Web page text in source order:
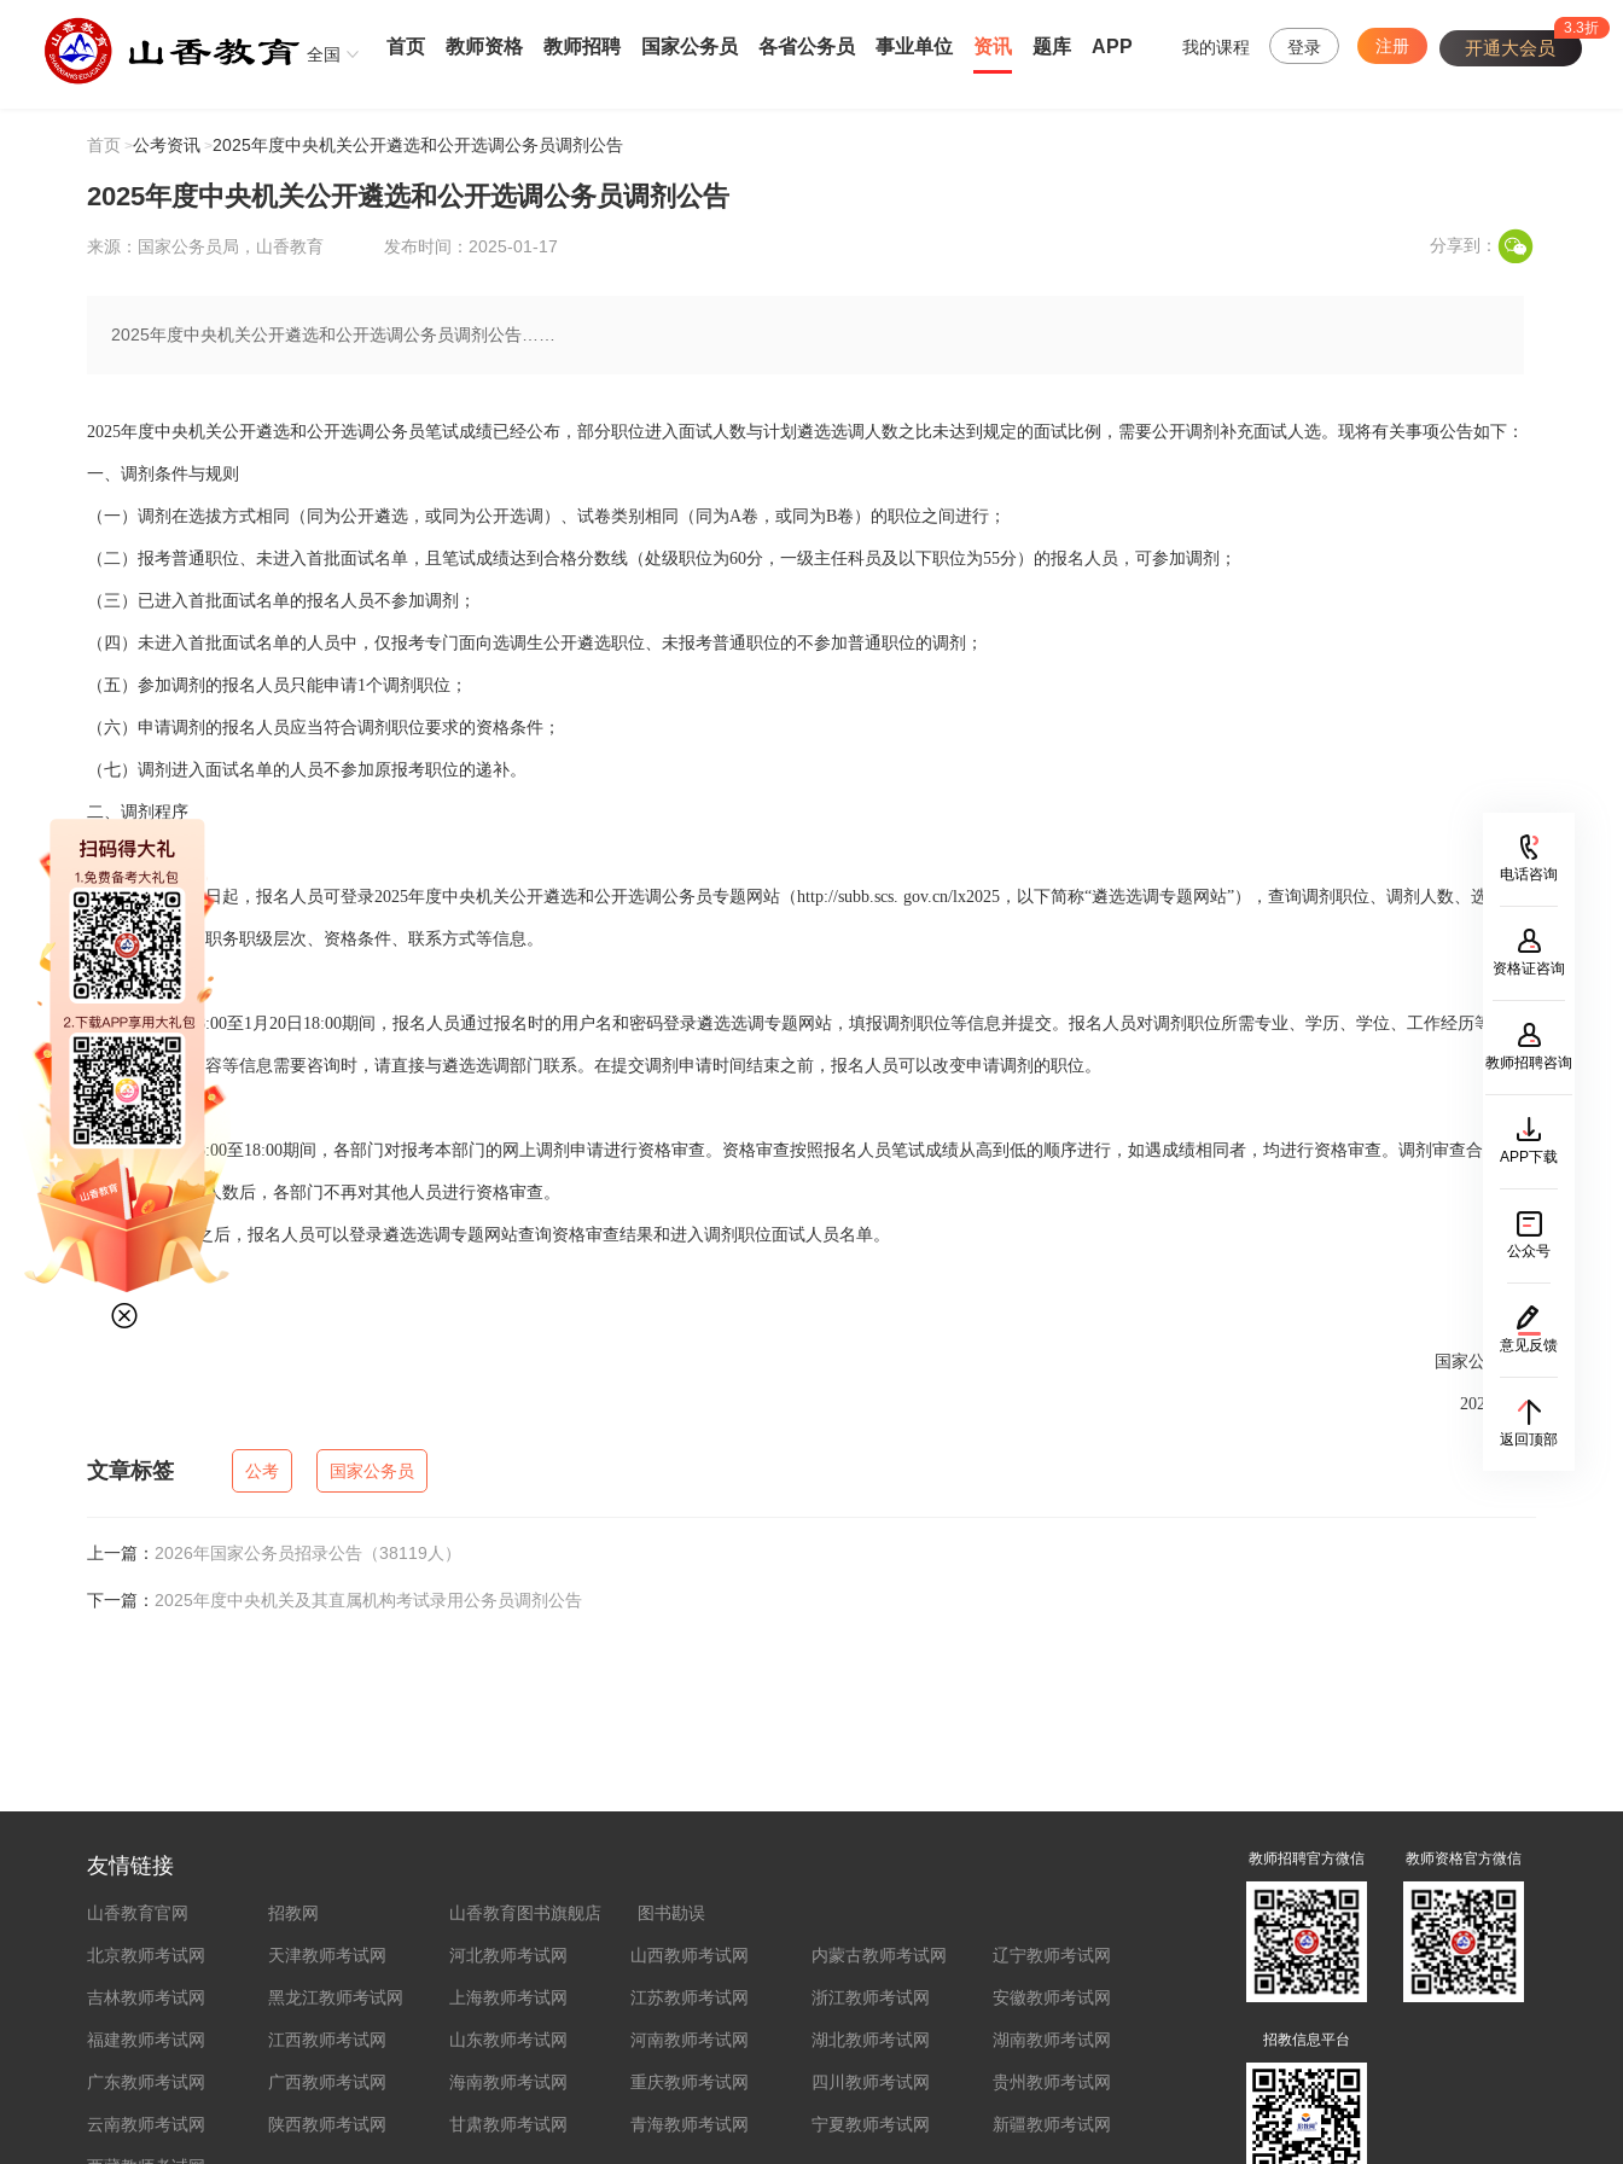
全国 首页 教师资格 教师招聘 国家公务员 各省公务员 事业单位 资讯 题库 APP 我的课程 登录 注册 开通大会员
3.3折
首页 >公考资讯 >2025年度中央机关公开遴选和公开选调公务员调剂公告
2025年度中央机关公开遴选和公开选调公务员调剂公告
来源：国家公务员局，山香教育 发布时间：2025-01-17 分享到：
2025年度中央机关公开遴选和公开选调公务员调剂公告……
2025年度中央机关公开遴选和公开选调公务员笔试成绩已经公布，部分职位进入面试人数与计划遴选选调人数之比未达到规定的面试比例，需要公开调剂补充面试人选。现将有关事项公告如下：
一、调剂条件与规则
（一）调剂在选拔方式相同（同为公开遴选，或同为公开选调）、试卷类别相同（同为A卷，或同为B卷）的职位之间进行；
（二）报考普通职位、未进入首批面试名单，且笔试成绩达到合格分数线（处级职位为60分，一级主任科员及以下职位为55分）的报名人员，可参加调剂；
（三）已进入首批面试名单的报名人员不参加调剂；
（四）未进入首批面试名单的人员中，仅报考专门面向选调生公开遴选职位、未报考普通职位的不参加普通职位的调剂；
（五）参加调剂的报名人员只能申请1个调剂职位；
（六）申请调剂的报名人员应当符合调剂职位要求的资格条件；
（七）调剂进入面试名单的人员不参加原报考职位的递补。
二、调剂程序
（一）职位查询
从本公告发布之日起，报名人员可登录2025年度中央机关公开遴选和公开选调公务员专题网站（http://subb.scs. gov.cn/lx2025，以下简称“遴选选调专题网站”），查询调剂职位、调剂人数、选拔方
式、考试类别、职务职级层次、资格条件、联系方式等信息。
（二）报名
2025年1月19日8:00至1月20日18:00期间，报名人员通过报名时的用户名和密码登录遴选选调专题网站，填报调剂职位等信息并提交。报名人员对调剂职位所需专业、学历、学位、工作经历等资格
条件以及备注内容等信息需要咨询时，请直接与遴选选调部门联系。在提交调剂申请时间结束之前，报名人员可以改变申请调剂的职位。
（三）资格审查
2025年1月21日8:00至18:00期间，各部门对报考本部门的网上调剂申请进行资格审查。资格审查按照报名人员笔试成绩从高到低的顺序进行，如遇成绩相同者，均进行资格审查。调剂审查合格人数
达到规定的调剂人数后，各部门不再对其他人员进行资格审查。
2025年1月23日之后，报名人员可以登录遴选选调专题网站查询资格审查结果和进入调剂职位面试人员名单。
国家公务员局
2025年1月
文章标签 公考 国家公务员
上一篇： 2026年国家公务员招录公告（38119人）
下一篇： 2025年度中央机关及其直属机构考试录用公务员调剂公告
友情链接
山香教育官网 招教网 山香教育图书旗舰店 图书勘误
北京教师考试网 天津教师考试网 河北教师考试网 山西教师考试网 内蒙古教师考试网 辽宁教师考试网
吉林教师考试网 黑龙江教师考试网 上海教师考试网 江苏教师考试网 浙江教师考试网 安徽教师考试网
福建教师考试网 江西教师考试网 山东教师考试网 河南教师考试网 湖北教师考试网 湖南教师考试网
广东教师考试网 广西教师考试网 海南教师考试网 重庆教师考试网 四川教师考试网 贵州教师考试网
云南教师考试网 陕西教师考试网 甘肃教师考试网 青海教师考试网 宁夏教师考试网 新疆教师考试网
教师招聘官方微信 教师资格官方微信
招教信息平台
电话咨询
资格证咨询
教师招聘咨询
APP下载
公众号
意见反馈
返回顶部